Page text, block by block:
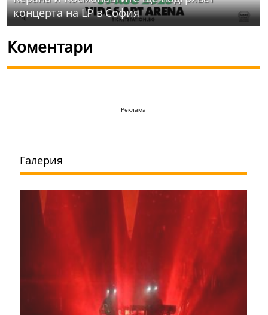
концерта на LP в София
Коментари
Реклама
Галерия